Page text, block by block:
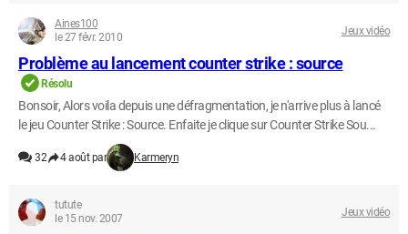
Aines100
le 27 févr. 2010
Jeux vidéo
Problème au lancement counter strike : source
Résolu
Bonsoir, Alors voila depuis une défragmentation, je n'arrive plus à lancé
le jeu Counter Strike : Source. Enfaite je clique sur Counter Strike Sou...
32 4 août par Karmeryn
tutute
le 15 nov. 2007
Jeux vidéo